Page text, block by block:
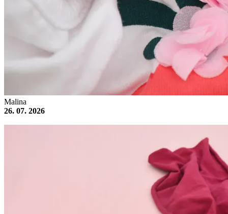
Malina
26. 07. 2026